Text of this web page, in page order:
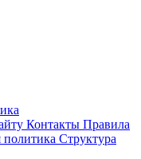
Контакты Правила
политика Структура